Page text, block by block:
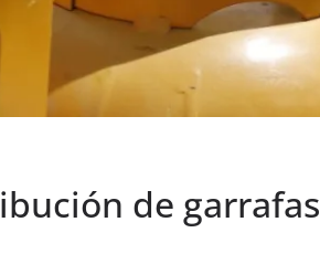
de garrafas